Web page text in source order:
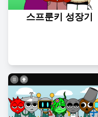
스프룬키 성장기